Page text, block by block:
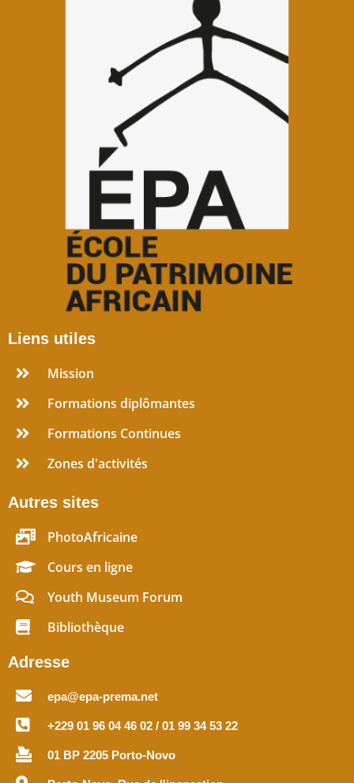
Liens utiles
Mission
Formations diplômantes
Formations Continues
Zones d'activités
Autres sites
PhotoAfricaine
Cours en ligne
Youth Museum Forum
Bibliothèque
Adresse
epa@epa-prema.net
+229 01 96 04 46 02 / 01 99 34 53 22
01 BP 2205 Porto-Novo